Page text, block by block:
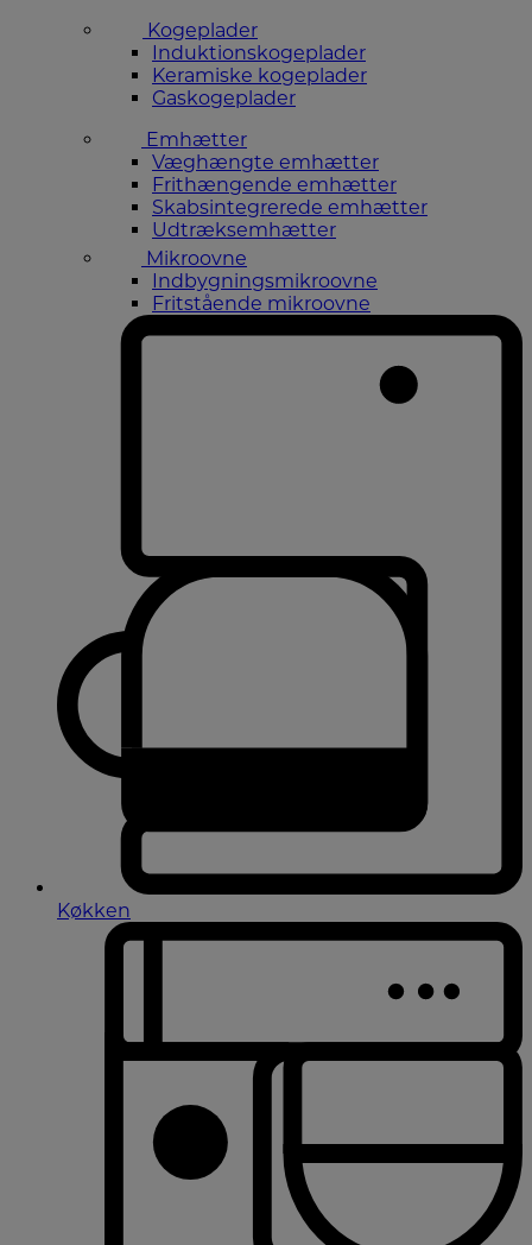
Kogeplader
Induktionskogeplader
Keramiske kogeplader
Gaskogeplader
Emhætter
Væghængte emhætter
Frithængende emhætter
Skabsintegrerede emhætter
Udtræksemhætter
Mikroovne
Indbygningsmikroovne
Fritstående mikroovne
Køkken